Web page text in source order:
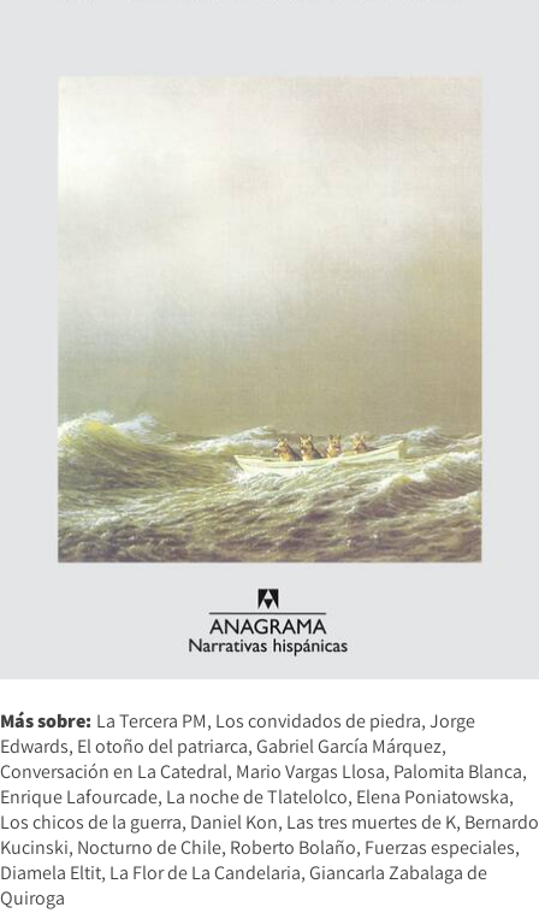
Más sobre: La Tercera PM Los convidados de piedra Jorge
Edwards El otoño del patriarca Gabriel García Márquez
Conversación en La Catedral Mario Vargas Llosa Palomita Blanca
Enrique Lafourcade La noche de Tlatelolco Elena Poniatowska
Los chicos de la guerra Daniel Kon Las tres muertes de K Bernardo
Kucinski Nocturno de Chile Roberto Bolaño Fuerzas especiales
Diamela Eltit La Flor de La Candelaria Giancarla Zabalaga de
Quiroga